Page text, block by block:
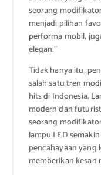
seorang
menjadi pilihan
performa mobil,
elegan.”
Tidak hanya itu,
salah satu tren
hits di Indonesia.
modern dan
seorang
lampu LED
pencahayaan yang
memberikan kesan